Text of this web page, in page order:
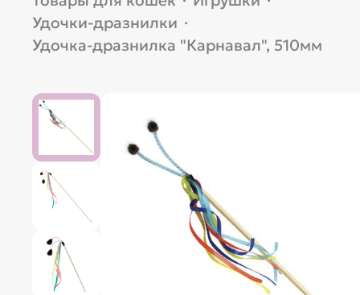
Удочки-дразнилки ·
Удочка-дразнилка "Карнавал", 510мм